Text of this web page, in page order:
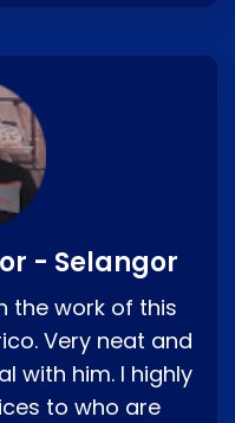
- Selangor
the work of this
Very neat and
with him. I highly
to who are